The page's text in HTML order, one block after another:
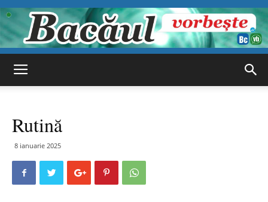
Rutină
8 ianuarie 2025